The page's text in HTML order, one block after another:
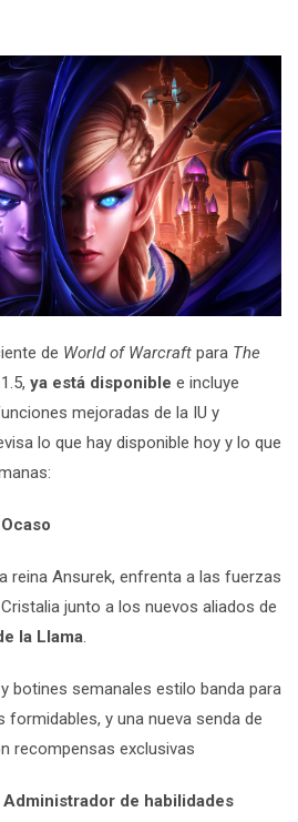
de World of Warcraft para The
ya está disponible e incluye
mejoradas de la IU y
lo que hay disponible hoy y lo que
reina Ansurek, enfrenta a las fuerzas
junto a los nuevos aliados de
la Llama.
botines semanales estilo banda para
formidables, y una nueva senda de
recompensas exclusivas
de habilidades